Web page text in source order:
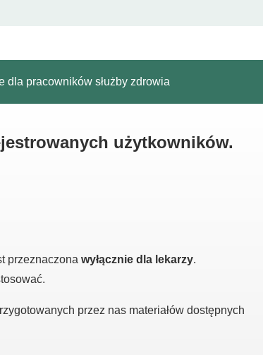
dla pracowników służby zdrowia
użytkowników.
przeznaczona wyłącznie dla lekarzy.
przez nas materiałów dostępnych